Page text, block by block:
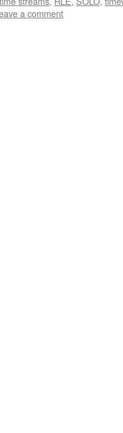
a comment